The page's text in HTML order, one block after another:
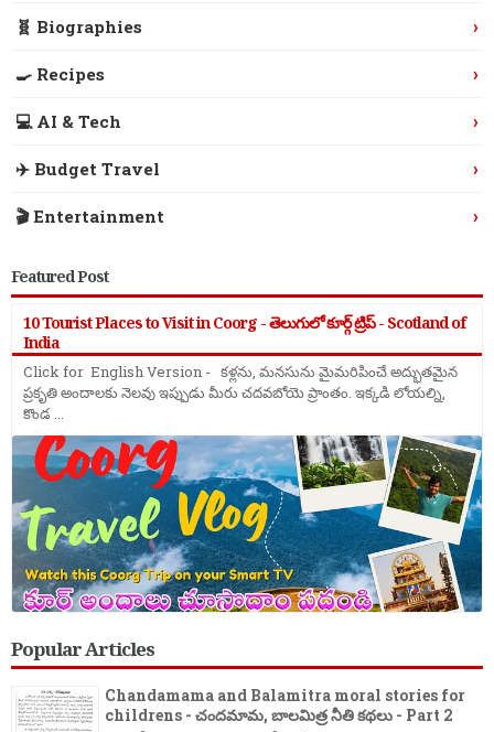
🧬 Biographies ›
🍳 Recipes ›
💻 AI & Tech ›
✈️ Budget Travel ›
🎬 Entertainment ›
Featured Post
10 Tourist Places to Visit in Coorg - తెలుగులో కూర్గ్ ట్రిప్ - Scotland of
India
Click for English Version - కళ్లను, మనసును మైమరిపించే అద్భుతమైన
ప్రకృతి అందాలకు నెలవు ఇప్పుడు మీరు చదవబోయె ప్రాంతం. ఇక్కడి లోయల్ని,
కొండ ...
Popular Articles
Chandamama and Balamitra moral stories for
childrens - చందమామ, బాలమిత్ర నీతి కథలు - Part 2